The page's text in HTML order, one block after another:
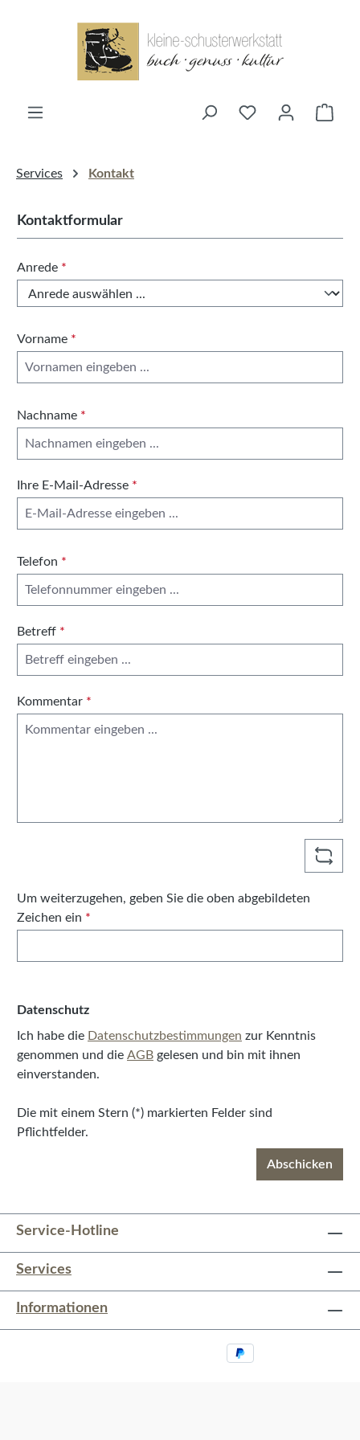
Services Kontakt
Kontaktformular
Anrede *
Vorname *
Nachname *
Ihre E-Mail-Adresse *
Telefon *
Betreff *
Kommentar *
Um weiterzugehen, geben Sie die oben abgebildeten
Zeichen ein *
Datenschutz
Ich habe die Datenschutzbestimmungen zur Kenntnis
genommen und die AGB gelesen und bin mit ihnen
einverstanden.
Die mit einem Stern (*) markierten Felder sind
Pflichtfelder.
Abschicken
Service-Hotline
Services
Informationen